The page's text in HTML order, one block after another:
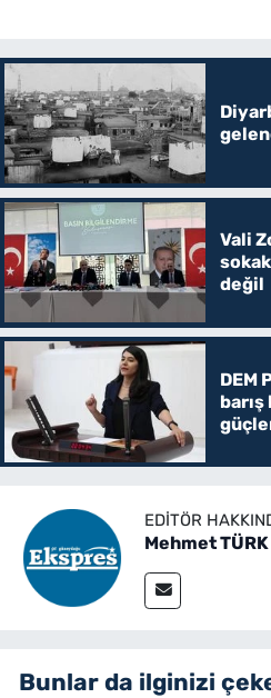
Vali
değil
DEM
EDITÖR
Mehmet TÜRK
Bunlar da ilginizi